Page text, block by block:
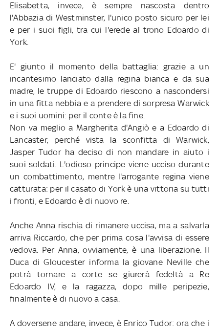
Elisabetta, invece, è sempre nascosta dentro
l'Abbazia di Westminster, l'unico posto sicuro per lei
e per i suoi figli, tra cui l'erede al trono Edoardo di
York.
E' giunto il momento della battaglia: grazie a un
incantesimo lanciato dalla regina bianca e da sua
madre, le truppe di Edoardo riescono a nascondersi
in una fitta nebbia e a prendere di sorpresa Warwick
e i suoi uomini: per il conte è la fine.
Non va meglio a Margherita d'Angiò e a Edoardo di
Lancaster, perché vista la sconfitta di Warwick,
Jasper Tudor ha deciso di non mandare in aiuto i
suoi soldati. L'odioso principe viene ucciso durante
un combattimento, mentre l'arrogante regina viene
catturata: per il casato di York è una vittoria su tutti
i fronti, e Edoardo è di nuovo re.
Anche Anna rischia di rimanere uccisa, ma a salvarla
arriva Riccardo, che per prima cosa l'avvisa di essere
vedova. Per Anna, ovviamente, è una liberazione. Il
Duca di Gloucester informa la giovane Neville che
potrà tornare a corte se giurerà fedeltà a Re
Edoardo IV, e la ragazza, dopo mille peripezie,
finalmente è di nuovo a casa.
A doversene andare, invece, è Enrico Tudor: ora che i